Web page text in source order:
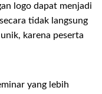
logo dapat menjadi
tidak langsung
karena peserta
yang lebih